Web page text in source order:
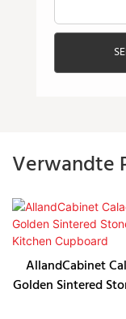
Verwandte
AllandCabinet
Golden Sintered